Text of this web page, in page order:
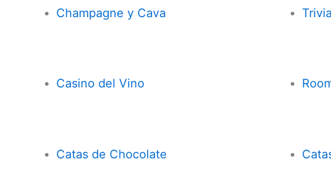
Champagne y Cava
Casino del Vino
Catas de Chocolate Cata